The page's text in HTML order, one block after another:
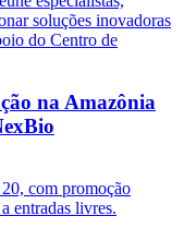
na Amazônia